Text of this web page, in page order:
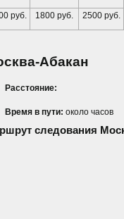
руб. 1800 руб. 2500 руб.
Абакан
Расстояние:
Время в пути: около часов
следования